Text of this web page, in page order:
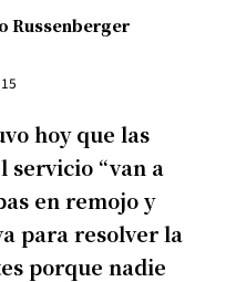
Russenberger
hoy que las
servicio “van a
en remojo y
para resolver la
porque nadie